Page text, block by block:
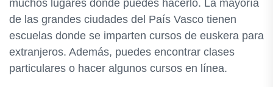
muchos lugares donde puedes hacerlo. La mayoría
de las grandes ciudades del País Vasco tienen
escuelas donde se imparten cursos de euskera para
extranjeros. Además, puedes encontrar clases
particulares o hacer algunos cursos en línea.